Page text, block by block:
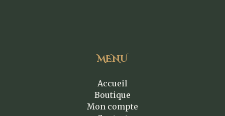
MENU
Accueil
Boutique
Mon compte